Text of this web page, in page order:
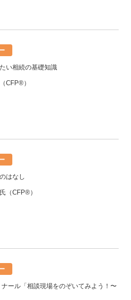
い相続の基礎知識
）
はなし
CFP®）
ール「相談現場をのぞいてみよう！〜